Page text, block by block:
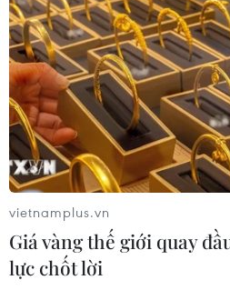
Chiến sỹ Trung đoàn 741, Bộ Chỉ
cùng Đoàn Thanh niên xã Nậm Vì
dân bản Nậm Vì. (Ảnh:
Những ngày gần Tết
2024, trên xã vùng cao
Mường Nhé (tỉnh Điện
Biên đang miệt mài các
bản an cư đón Tết.
vietnamplus.vn
Giá vàng thế giới quay
lực chốt lời